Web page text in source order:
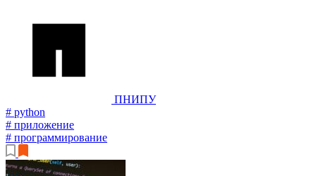
ПНИПУ
# python
# приложение
# программирование